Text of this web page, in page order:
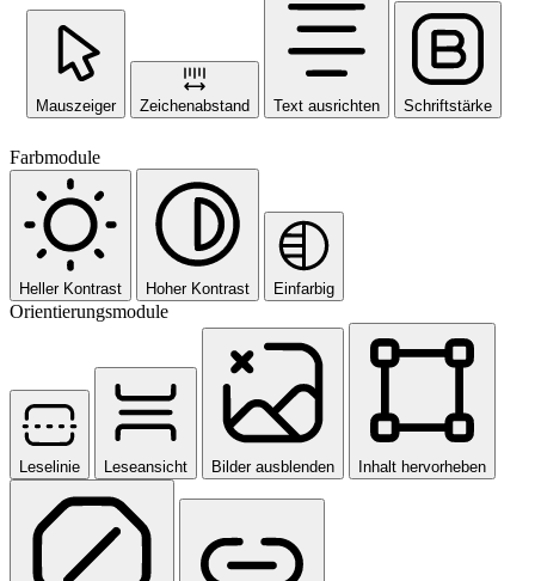
Mauszeiger Zeichenabstand Text ausrichten Schriftstärke
Farbmodule
Heller Kontrast Hoher Kontrast Einfarbig
Orientierungsmodule
Leselinie Leseansicht Bilder ausblenden Inhalt hervorheben